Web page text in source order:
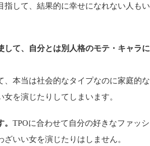
して、結果的に幸せになれない人もい
て、自分とは別人格のモテ・キャラに
本当は社会的なタイプなのに家庭的な
を演じたりしてしまいます。
TPOに合わせて自分の好きなファッシ
いい女を演じたりはしません。